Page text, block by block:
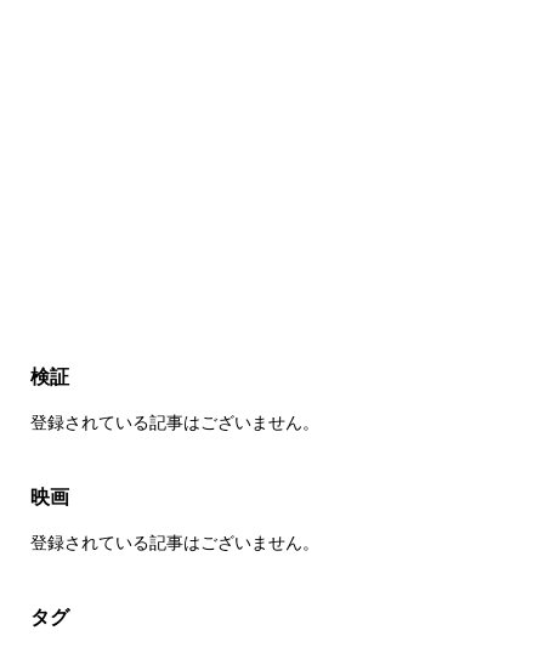
検証
登録されている記事はございません。
映画
登録されている記事はございません。
タグ